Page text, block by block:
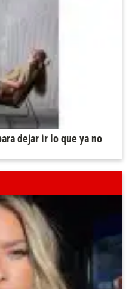
dejar ir lo que ya no